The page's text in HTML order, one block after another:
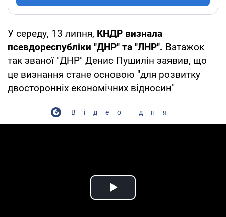
У середу, 13 липня, КНДР визнала
псевдореспубліки "ДНР" та "ЛНР". Ватажок
так званої "ДНР" Денис Пушилін заявив, що
це визнання стане основою "для розвитку
двосторонніх економічних відносин"
Відео дня
Play Video